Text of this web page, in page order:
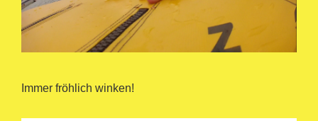
Immer fröhlich winken!